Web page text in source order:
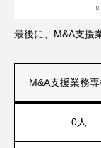
最後に、M&A支援
M&A支援業務
0人